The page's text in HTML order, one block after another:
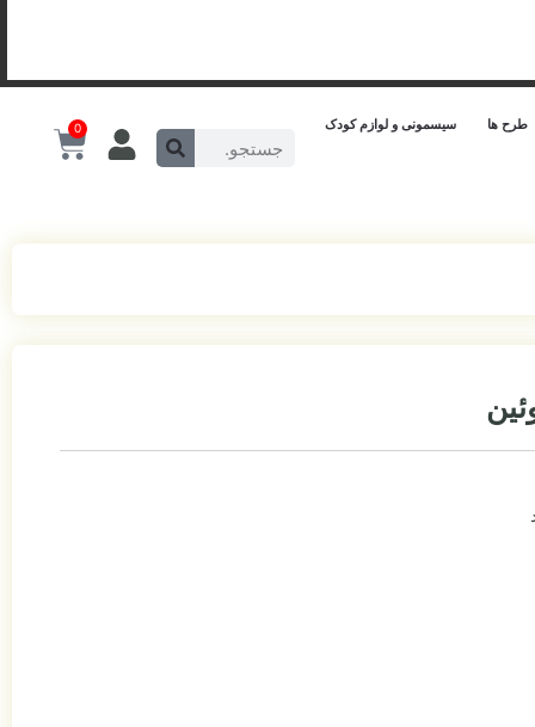
طرح ها سیسمونی و لوازم کودک 0